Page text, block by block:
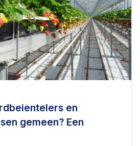
en
gemeen? Een